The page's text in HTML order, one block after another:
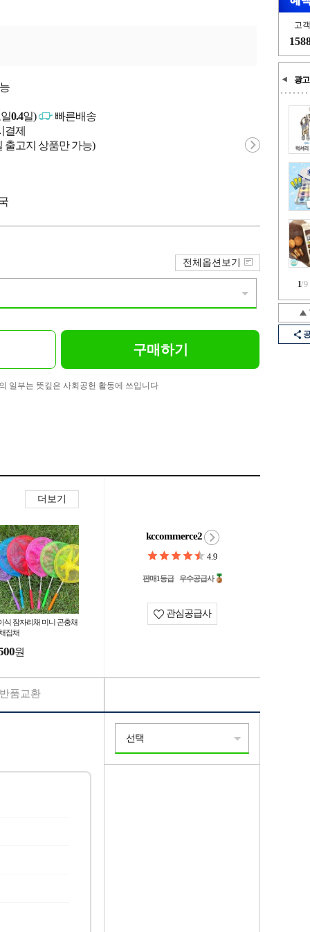
고
광고
1/9
0.4일)
빠른배송
결제
출고지 상품만 가능)
전체옵션보기
구매하기
일부는 뜻깊은 사회공헌 활동에 쓰입니다
더보기
식 잠자리채 미니 곤충채
집채
원
kccommerce2
4.9
판매1등급 우수공급사
관심공급사
반품교환
선택